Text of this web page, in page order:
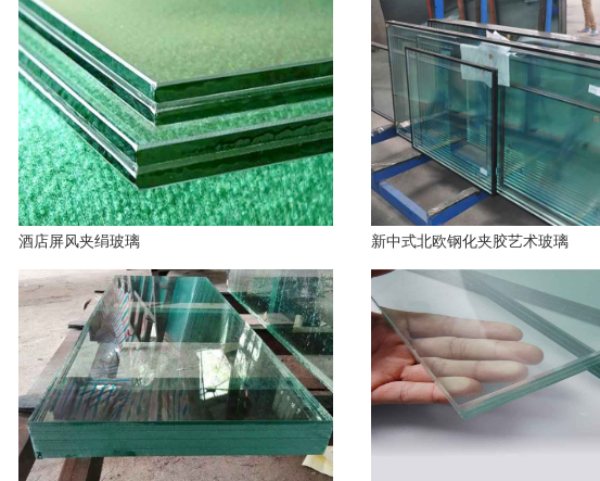
酒店屏风夹绢玻璃 新中式北欧钢化夹胶艺术玻璃